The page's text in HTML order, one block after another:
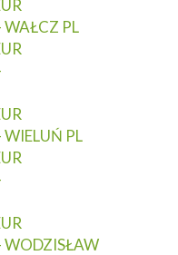
WAŁCZ PL
PL
WODZISŁAW